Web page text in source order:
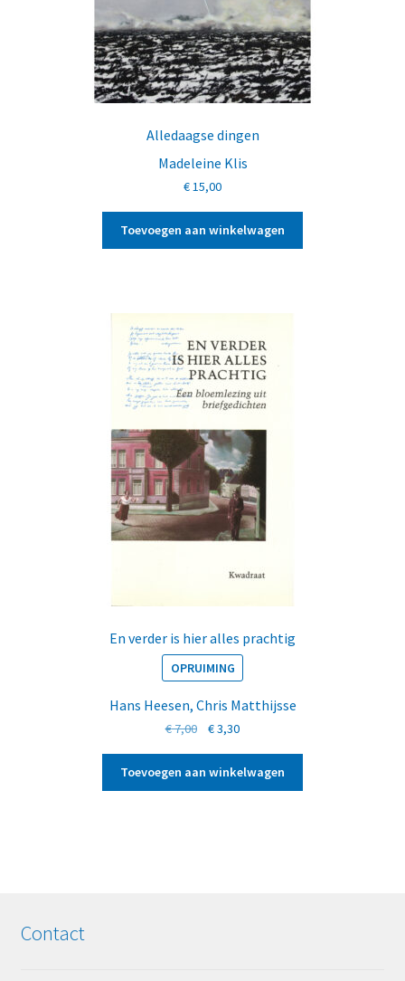
Alledaagse dingen
Madeleine Klis
€15,00
Toevoegen aan winkelwagen
En verder is hier alles prachtig
OPRUIMING
Hans Heesen, Chris Matthijsse
€7,00
Oorspronkelijke
prijs
was:
€ 7,00.
€3,30Huidige
prijs
is:
€ 3,30.
Toevoegen aan winkelwagen
Contact